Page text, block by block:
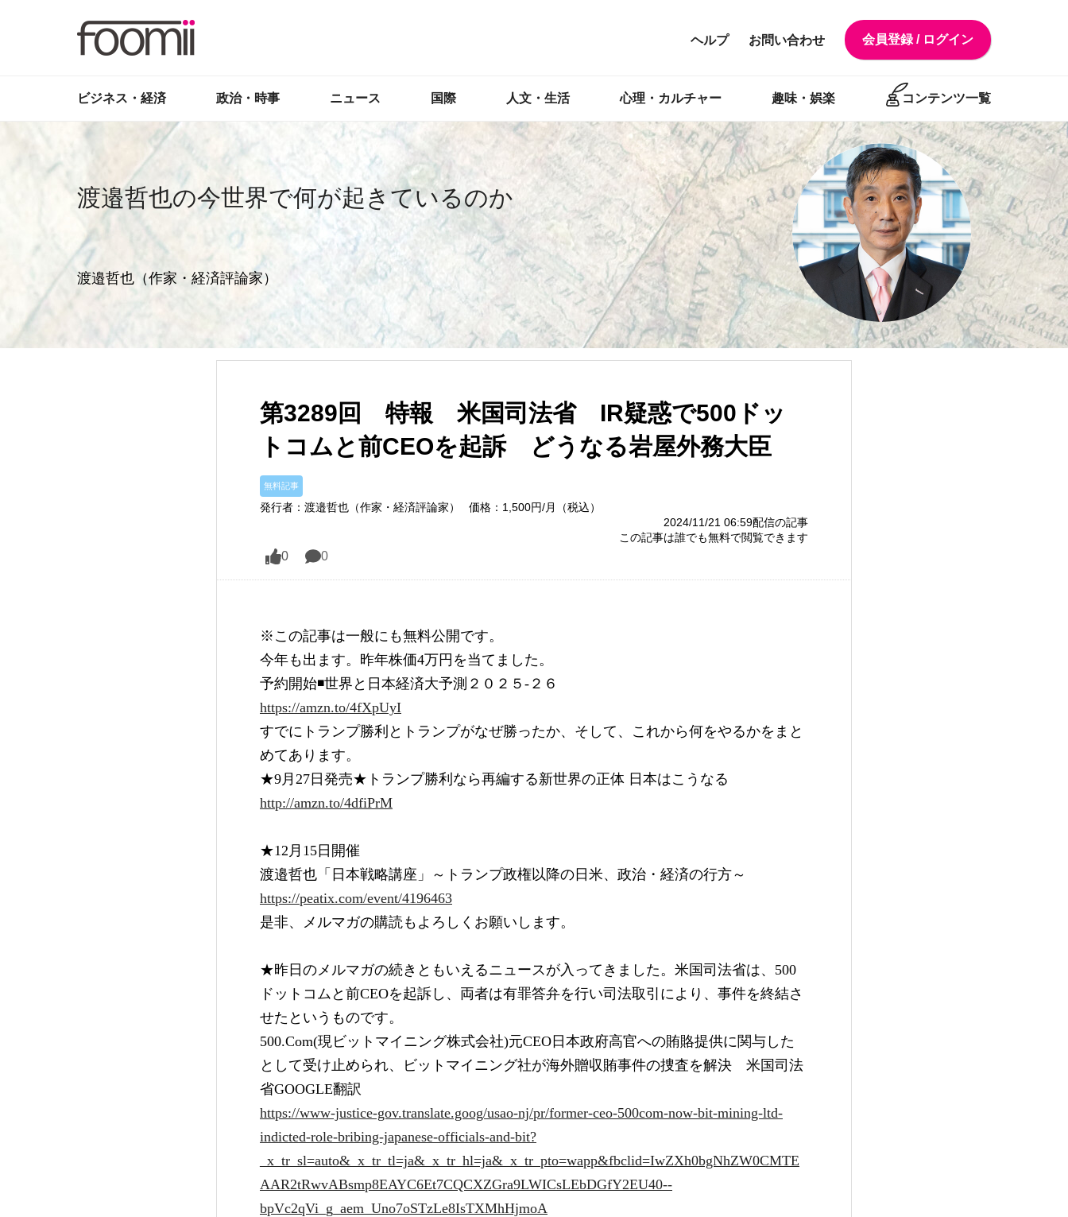
会員登録 / ログイン
お問い合わせ
ヘルプ
ビジネス・経済 政治・時事 ニュース 国際 人文・生活 心理・カルチャー 趣味・娯楽 コンテンツ一覧
渡邉哲也の今世界で何が起きているのか
渡邉哲也（作家・経済評論家）
第3289回 特報 米国司法省 IR疑惑で500ドッ
トコムと前CEOを起訴 どうなる岩屋外務大臣
無料記事
発行者：渡邉哲也（作家・経済評論家）
価格：1,500円/月（税込）
2024/11/21 06:59配信の記事
この記事は誰でも無料で閲覧できます
0 0
※この記事は一般にも無料公開です。
今年も出ます。昨年株価4万円を当てました。
予約開始◾️世界と日本経済大予測２０２５-２６
https://amzn.to/4fXpUyI
すでにトランプ勝利とトランプがなぜ勝ったか、そして、これから何をやるかをまと
めてあります。
★9月27日発売★トランプ勝利なら再編する新世界の正体 日本はこうなる
http://amzn.to/4dfiPrM
★12月15日開催
渡邉哲也「日本戦略講座」～トランプ政権以降の日米、政治・経済の行方～
https://peatix.com/event/4196463
是非、メルマガの購読もよろしくお願いします。
★昨日のメルマガの続きともいえるニュースが入ってきました。米国司法省は、500
ドットコムと前CEOを起訴し、両者は有罪答弁を行い司法取引により、事件を終結さ
せたというものです。
500.Com(現ビットマイニング株式会社)元CEO日本政府高官への賄賂提供に関与した
として受け止められ、ビットマイニング社が海外贈収賄事件の捜査を解決　米国司法
省GOOGLE翻訳
https://www-justice-gov.translate.goog/usao-nj/pr/former-ceo-500com-now-bit-mining-ltd-
indicted-role-bribing-japanese-officials-and-bit?
_x_tr_sl=auto&_x_tr_tl=ja&_x_tr_hl=ja&_x_tr_pto=wapp&fbclid=IwZXh0bgNhZW0CMTE
AAR2tRwvABsmp8EAYC6Et7CQCXZGra9LWICsLEbDGfY2EU40--
bpVc2qVi_g_aem_Uno7oSTzLe8IsTXMhHjmoA